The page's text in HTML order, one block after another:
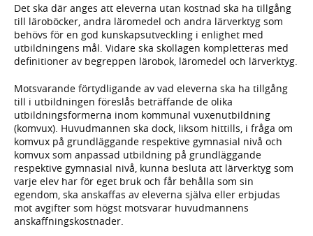
Det ska där anges att eleverna utan kostnad ska ha tillgång
till läroböcker, andra läromedel och andra lärverktyg som
behövs för en god kunskapsutveckling i enlighet med
utbildningens mål. Vidare ska skollagen kompletteras med
definitioner av begreppen lärobok, läromedel och lärverktyg.
Motsvarande förtydligande av vad eleverna ska ha tillgång
till i utbildningen föreslås beträffande de olika
utbildningsformerna inom kommunal vuxenutbildning
(komvux). Huvudmannen ska dock, liksom hittills, i fråga om
komvux på grundläggande respektive gymnasial nivå och
komvux som anpassad utbildning på grundläggande
respektive gymnasial nivå, kunna besluta att lärverktyg som
varje elev har för eget bruk och får behålla som sin
egendom, ska anskaffas av eleverna själva eller erbjudas
mot avgifter som högst motsvarar huvudmannens
anskaffningskostnader.